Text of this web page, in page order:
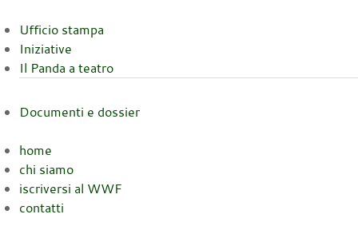
Ufficio stampa
Iniziative
Il Panda a teatro
Documenti e dossier
home
chi siamo
iscriversi al WWF
contatti